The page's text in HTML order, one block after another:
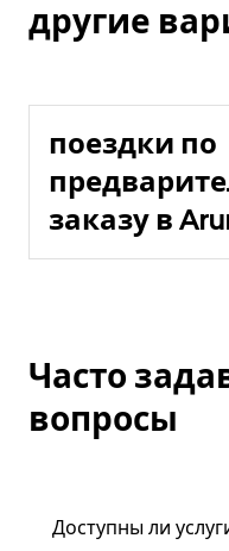
другие
поездки по
заказу в
Часто
вопросы
Доступны ли